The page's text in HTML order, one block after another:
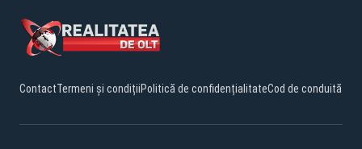
ContactTermeni și condițiiPolitică de confidențialitateCod de conduită